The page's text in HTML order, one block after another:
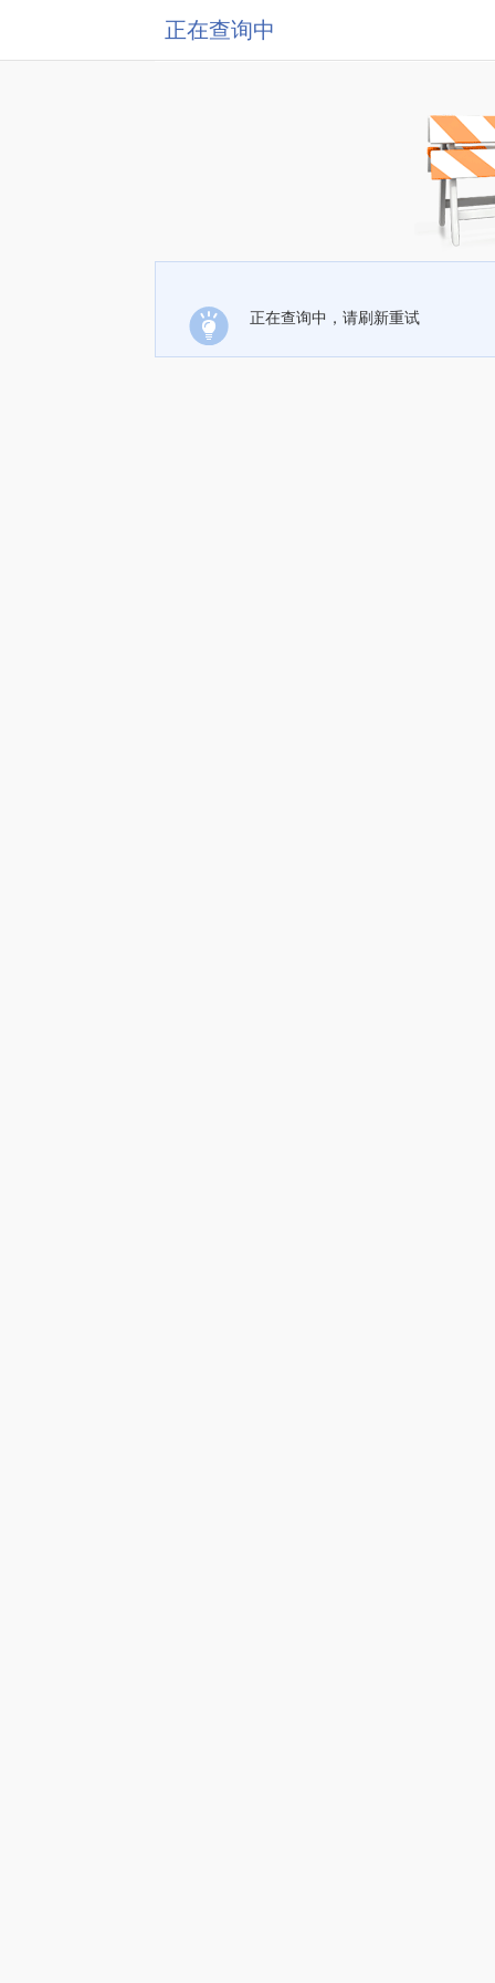
正在查询中
正在查询中，请刷新重试